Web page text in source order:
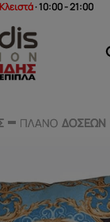
Κλειστά· 10:00 - 21:00
ΠΛΑΝΟ ΔΟΣΕΩΝ
ΠΛΑΝΟ ΔΟΣΕΩΝ